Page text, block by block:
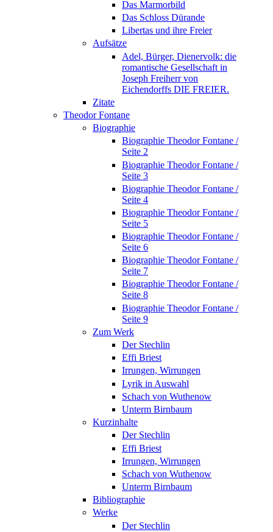
Das Marmorbild
Das Schloss Dürande
Libertas und ihre Freier
Aufsätze
Adel, Bürger, Dienervolk: die
romantische Gesellschaft in
Joseph Freiherr von
Eichendorffs DIE FREIER.
Zitate
Theodor Fontane
Biographie
Biographie Theodor Fontane /
Seite 2
Biographie Theodor Fontane /
Seite 3
Biographie Theodor Fontane /
Seite 4
Biographie Theodor Fontane /
Seite 5
Biographie Theodor Fontane /
Seite 6
Biographie Theodor Fontane /
Seite 7
Biographie Theodor Fontane /
Seite 8
Biographie Theodor Fontane /
Seite 9
Zum Werk
Der Stechlin
Effi Briest
Irrungen, Wirrungen
Lyrik in Auswahl
Schach von Wuthenow
Unterm Birnbaum
Kurzinhalte
Der Stechlin
Effi Briest
Irrungen, Wirrungen
Schach von Wuthenow
Unterm Birnbaum
Bibliographie
Werke
Der Stechlin